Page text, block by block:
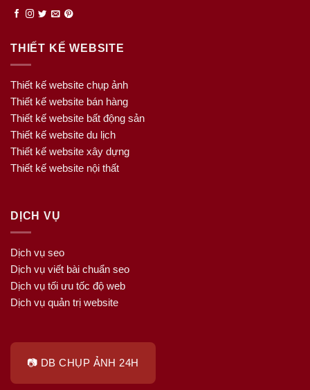
THIẾT KẾ WEBSITE
Thiết kế website chụp ảnh
Thiết kế website bán hàng
Thiết kế website bất động sản
Thiết kế website du lịch
Thiết kế website xây dựng
Thiết kế website nội thất
DỊCH VỤ
Dịch vụ seo
Dịch vụ viết bài chuẩn seo
Dịch vụ tối ưu tốc độ web
Dịch vụ quản trị website
📷 DB CHỤP ẢNH 24H